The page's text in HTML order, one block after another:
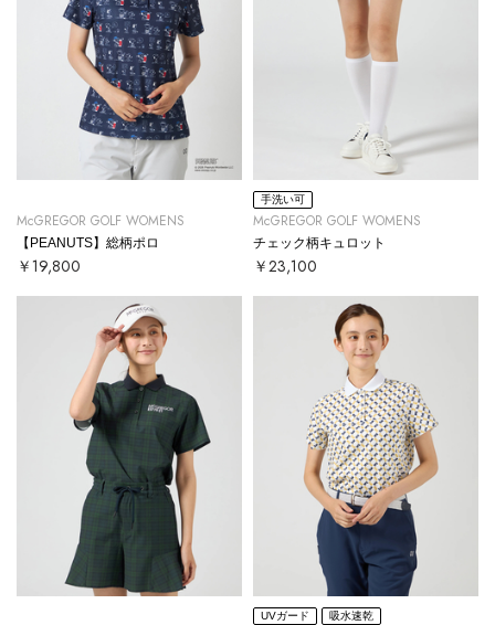
McGREGOR GOLF WOMENS
【PEANUTS】総柄ポロ
￥19,800
手洗い可
McGREGOR GOLF WOMENS
チェック柄キュロット
￥23,100
UVガード 吸水速乾